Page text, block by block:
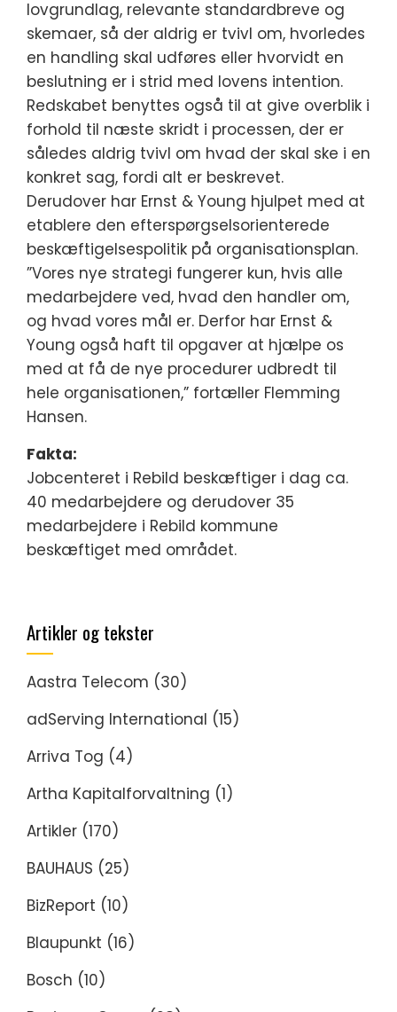
lovgrundlag, relevante standardbreve og
skemaer, så der aldrig er tvivl om, hvorledes
en handling skal udføres eller hvorvidt en
beslutning er i strid med lovens intention.
Redskabet benyttes også til at give overblik i
forhold til næste skridt i processen, der er
således aldrig tvivl om hvad der skal ske i en
konkret sag, fordi alt er beskrevet.
Derudover har Ernst & Young hjulpet med at
etablere den efterspørgselsorienterede
beskæftigelsespolitik på organisationsplan.
”Vores nye strategi fungerer kun, hvis alle
medarbejdere ved, hvad den handler om,
og hvad vores mål er. Derfor har Ernst &
Young også haft til opgaver at hjælpe os
med at få de nye procedurer udbredt til
hele organisationen,” fortæller Flemming
Hansen.
Fakta:
Jobcenteret i Rebild beskæftiger i dag ca.
40 medarbejdere og derudover 35
medarbejdere i Rebild kommune
beskæftiget med området.
Artikler og tekster
Aastra Telecom (30)
adServing International (15)
Arriva Tog (4)
Artha Kapitalforvaltning (1)
Artikler (170)
BAUHAUS (25)
BizReport (10)
Blaupunkt (16)
Bosch (10)